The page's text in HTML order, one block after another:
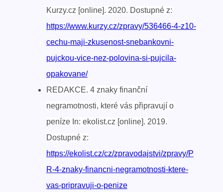
Kurzy.cz [online]. 2020. Dostupné z:
https://www.kurzy.cz/zpravy/536466-4-z10-
cechu-maji-zkusenost-snebankovni-
pujckou-vice-nez-polovina-si-pujcila-
opakovane/
REDAKCE. 4 znaky finanční
negramotnosti, které vás připravují o
peníze In: ekolist.cz [online]. 2019.
Dostupné z:
https://ekolist.cz/cz/zpravodajstvi/zpravy/P
R-4-znaky-financni-negramotnosti-ktere-
vas-pripravuji-o-penize